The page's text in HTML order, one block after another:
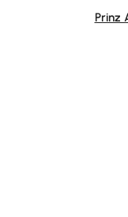
Durchschnittliche
Prinz